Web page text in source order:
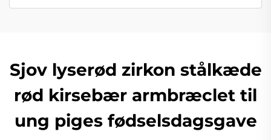
Sjov lyserød zirkon stålkæde
rød kirsebær armbræclet til
ung piges fødselsdagsgave